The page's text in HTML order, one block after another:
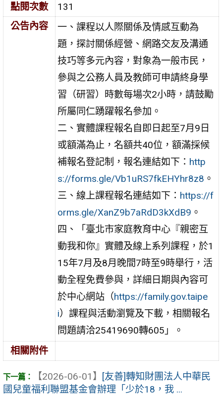
點閱次數
131
公告內容
一、課程以人際關係及情感互動為
題，探討關係經營、網路交友及溝通
技巧等多元內容，對象為一般市民，
參與之公務人員及教師可申請終身學
習（研習）時數每場次2小時，請鼓勵
所屬同仁踴躍報名參加。
二、實體課程報名自即日起至7月9日
或額滿為止，名額共40位，額滿採候
補報名登記制，報名連結如下： http
s://forms.gle/Vb1uRS7fkEHYhr8z8 。
三、線上課程報名連結如下： https://f
orms.gle/XanZ9b7aRdD3kXdB9 。
四、「臺北市家庭教育中心『親密互
動我和你』實體及線上系列課程，於1
15年7月及8月晚間7時至9時舉行，活
動全程免費參與，詳細日期與內容可
於中心網站（https://family.gov.taipe
i）課程與活動瀏覽及下載，相關報名
問題請洽25419690轉605」。
相關附件
【2026-06-01】 [友善]轉知財團法人中華民
國兒童福利聯盟基金會辦理「少於18，我 ...